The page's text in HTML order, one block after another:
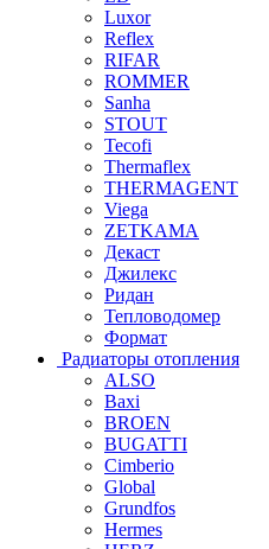
Luxor
Reflex
RIFAR
ROMMER
Sanha
STOUT
Tecofi
Thermaflex
THERMAGENT
Viega
ZETKAMA
Декаст
Джилекс
Ридан
Тепловодомер
Формат
Радиаторы отопления
ALSO
Baxi
BROEN
BUGATTI
Cimberio
Global
Grundfos
Hermes